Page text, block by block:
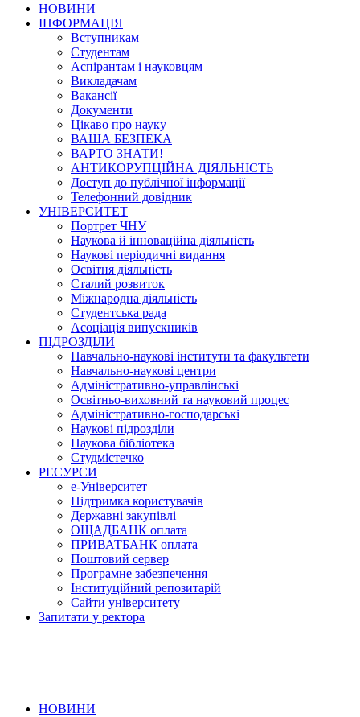
НОВИНИ
ІНФОРМАЦІЯ
Вступникам
Студентам
Аспірантам і науковцям
Викладачам
Вакансії
Документи
Цікаво про науку
ВАША БЕЗПЕКА
ВАРТО ЗНАТИ!
АНТИКОРУПЦІЙНА ДІЯЛЬНІСТЬ
Доступ до публічної інформації
Телефонний довідник
УНІВЕРСИТЕТ
Портрет ЧНУ
Наукова й інноваційна діяльність
Наукові періодичні видання
Освітня діяльність
Сталий розвиток
Міжнародна діяльність
Студентська рада
Асоціація випускників
ПІДРОЗДІЛИ
Навчально-наукові інститути та факультети
Навчально-наукові центри
Адміністративно-управлінські
Освітньо-виховний та науковий процес
Адміністративно-господарські
Наукові підрозділи
Наукова бібліотека
Студмістечко
РЕСУРСИ
е-Університет
Підтримка користувачів
Державні закупівлі
ОЩАДБАНК оплата
ПРИВАТБАНК оплата
Поштовий сервер
Програмне забезпечення
Інституційний репозитарій
Сайти університету
Запитати у ректора
НОВИНИ